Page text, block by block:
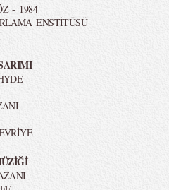
- 1984
ENSTİTÜSÜ